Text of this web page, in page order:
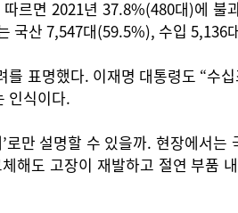
르면 2021년 37.8%(480대)에
국산 7,547대(59.5%), 수입 5,136
를 표명했다. 이재명 대통령도 “수
인식이다.
로만 설명할 수 있을까. 현장에서
해도 고장이 재발하고 절연 부품